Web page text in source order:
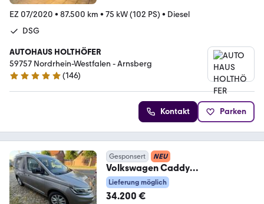
EZ 07/2020 • 87.500 km • 75 kW (102 PS) • Diesel
DSG
AUTOHAUS HOLTHÖFER
59757 Nordrhein-Westfalen - Arnsberg
5 Sterne
(146)
Kontakt Parken
Gesponsert NEU
Volkswagen Caddy
Style,DSG,ACC,LED,AHK
Lieferung möglich
34.200 €